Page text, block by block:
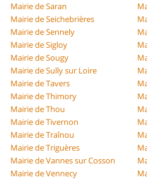
Mairie de Saran
Mairie de Seichebrières
Mairie de Sennely
Mairie de Sigloy
Mairie de Sougy
Mairie de Sully sur Loire
Mairie de Tavers
Mairie de Thimory
Mairie de Thou
Mairie de Tivernon
Mairie de Traînou
Mairie de Triguères
Mairie de Vannes sur Cosson
Mairie de Vennecy